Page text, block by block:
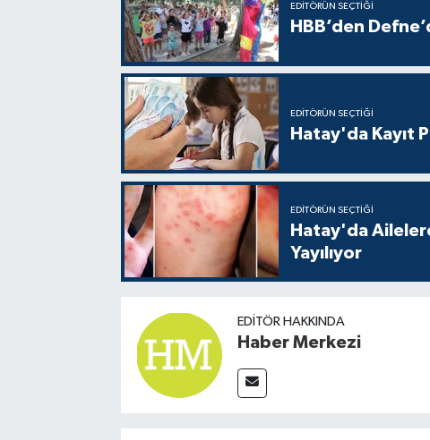
EDITÖRÜN SEÇTIĞI
HBB’den
EDITÖRÜN SEÇTIĞI
Hatay'da Kayıt
EDITÖRÜN SEÇTIĞI
Hatay'da
Yayılıyor
EDITÖR HAKKINDA
Haber Merkezi